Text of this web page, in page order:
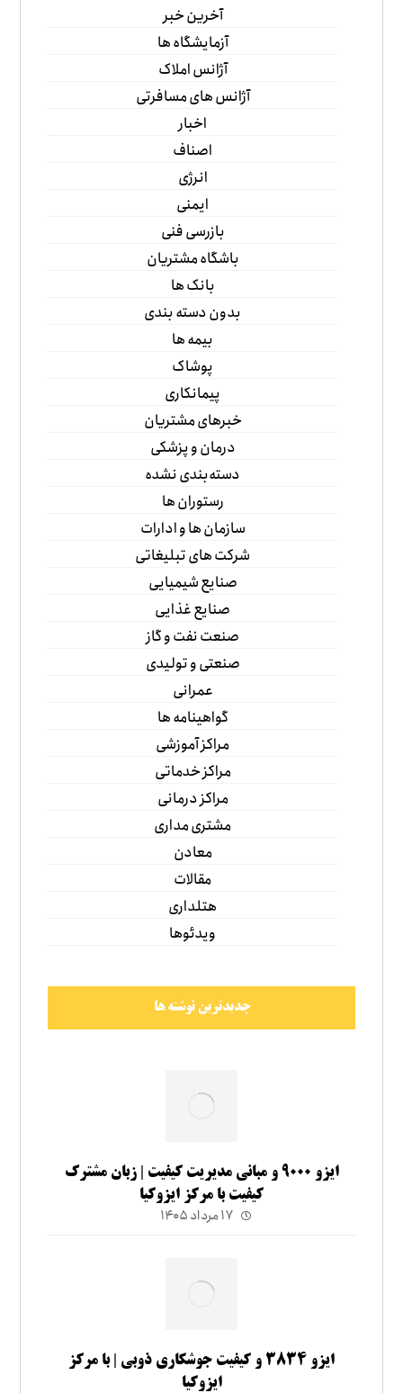
آخرین خبر
آزمایشگاه ها
آژانس املاک
آژانس های مسافرتی
اخبار
اصناف
انرژی
ایمنی
بازرسی فنی
باشگاه مشتریان
بانک ها
بدون دسته بندی
بیمه ها
پوشاک
پیمانکاری
خبرهای مشتریان
درمان و پزشکی
دسته‌بندی نشده
رستوران ها
سازمان ها و ادارات
شرکت های تبلیغاتی
صنایع شیمیایی
صنایع غذایی
صنعت نفت و گاز
صنعتی و تولیدی
عمرانی
گواهینامه ها
مراکز آموزشی
مراکز خدماتی
مراکز درمانی
مشتری مداری
معادن
مقالات
هتلداری
ویدئوها
جدیدترین نوشته ها
ایزو ۹۰۰۰ و مبانی مدیریت کیفیت | زبان مشترک
کیفیت با مرکز ایزوکیا
۱۷ مرداد ۱۴۰۵
ایزو ۳۸۳۴ و کیفیت جوشکاری ذوبی | با مرکز
ایزوکیا